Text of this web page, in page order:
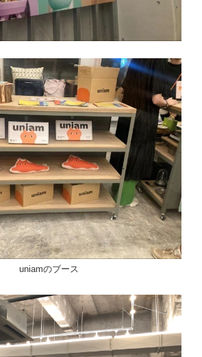
uniamのブース